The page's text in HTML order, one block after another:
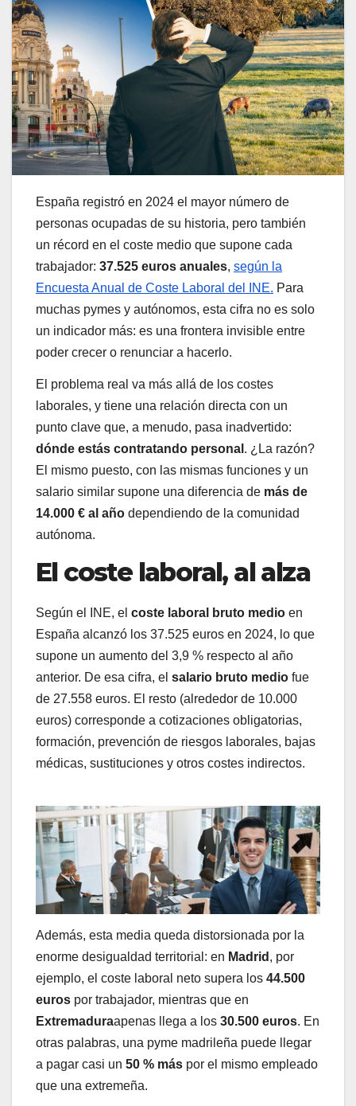
España registró en 2024 el mayor número de
personas ocupadas de su historia, pero también
un récord en el coste medio que supone cada
trabajador: 37.525 euros anuales, según la
Encuesta Anual de Coste Laboral del INE. Para
muchas pymes y autónomos, esta cifra no es solo
un indicador más: es una frontera invisible entre
poder crecer o renunciar a hacerlo.
El problema real va más allá de los costes
laborales, y tiene una relación directa con un
punto clave que, a menudo, pasa inadvertido:
dónde estás contratando personal . ¿La razón?
El mismo puesto, con las mismas funciones y un
salario similar supone una diferencia de más de
14.000 € al año dependiendo de la comunidad
autónoma.
El coste laboral, al alza
Según el INE, el coste laboral bruto medio en
España alcanzó los 37.525 euros en 2024, lo que
supone un aumento del 3,9 % respecto al año
anterior. De esa cifra, el salario bruto medio fue
de 27.558 euros. El resto (alrededor de 10.000
euros) corresponde a cotizaciones obligatorias,
formación, prevención de riesgos laborales, bajas
médicas, sustituciones y otros costes indirectos.
Además, esta media queda distorsionada por la
enorme desigualdad territorial: en Madrid , por
ejemplo, el coste laboral neto supera los 44.500
euros por trabajador, mientras que en
Extremaduraapenas llega a los 30.500 euros. En
otras palabras, una pyme madrileña puede llegar
a pagar casi un 50 % más por el mismo empleado
que una extremeña.